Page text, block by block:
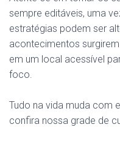
sempre editáveis, uma
estratégias podem ser
acontecimentos
em um local acessível
foco.
Tudo na vida muda com
confira nossa grade de